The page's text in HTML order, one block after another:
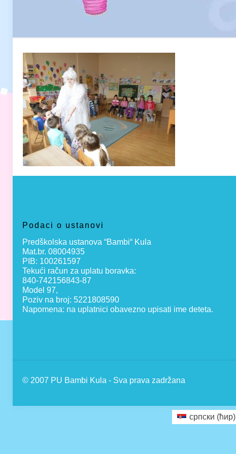
Podaci o ustanovi
Predškolska ustanova “Bambi“ Kula
Mat.br. 08004935
PIB: 100261597
Tekući račun za uplatu boravka:
840-742156843-87
Model 97,
Poziv na broj: 5221808590
Napomena: na uplatnici obavezno upisati ime deteta.
© 2007 PU Bambi Kula - Sva prava zadržana
српски (ћир)